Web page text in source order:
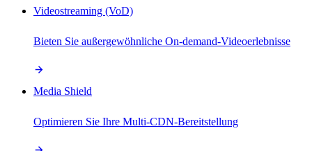
Videostreaming (VoD)
Bieten Sie außergewöhnliche On-demand-Videoerlebnisse
Media Shield
Optimieren Sie Ihre Multi-CDN-Bereitstellung